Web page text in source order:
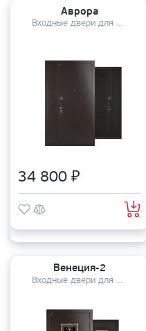
Аврора
Входные двери для дома
34 800 ₽
Венеция-2
Входные двери для дома